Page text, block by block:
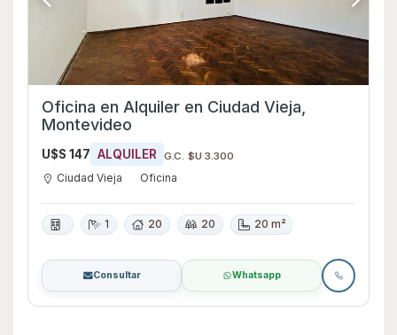
Oficina en Alquiler en Ciudad Vieja,
Montevideo
U$S 147 ALQUILER G.C. $U 3.300
Ciudad Vieja Oficina
1 20 20 20 m²
Consultar Whatsapp